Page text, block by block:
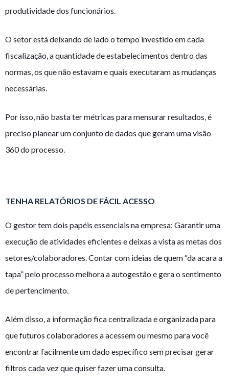
produtividade dos funcionários.
O setor está deixando de lado o tempo investido em cada
fiscalização, a quantidade de estabelecimentos dentro das
normas, os que não estavam e quais executaram as mudanças
necessárias.
Por isso, não basta ter métricas para mensurar resultados, é
preciso planear um conjunto de dados que geram uma visão
360 do processo.
TENHA RELATÓRIOS DE FÁCIL ACESSO
O gestor tem dois papéis essenciais na empresa: Garantir uma
execução de atividades eficientes e deixas a vista as metas dos
setores/colaboradores. Contar com ideias de quem “da acara a
tapa” pelo processo melhora a autogestão e gera o sentimento
de pertencimento.
Além disso, a informação fica centralizada e organizada para
que futuros colaboradores a acessem ou mesmo para você
encontrar facilmente um dado específico sem precisar gerar
filtros cada vez que quiser fazer uma consulta.